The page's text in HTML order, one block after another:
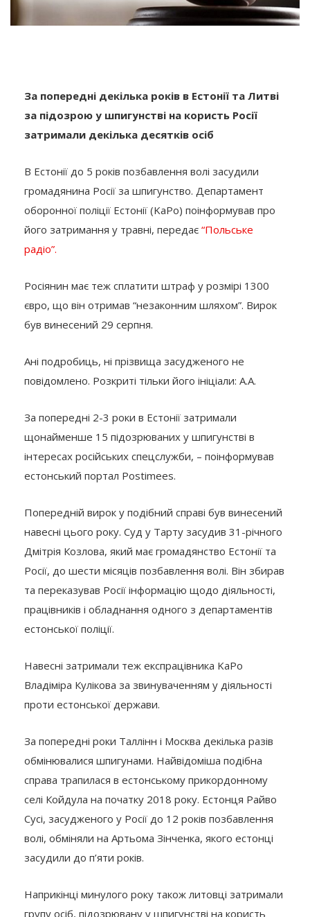
За попередні декілька років в Естонії та Литві
за підозрою у шпигунстві на користь Росії
затримали декілька десятків осіб
В Естонії до 5 років позбавлення волі засудили
громадянина Росії за шпигунство. Департамент
оборонної поліції Естонії (KaPo) поінформував про
його затримання у травні, передає “Польське
радіо”.
Росіянин має теж сплатити штраф у розмірі 1300
євро, що він отримав “незаконним шляхом”. Вирок
був винесений 29 серпня.
Ані подробиць, ні прізвища засудженого не
повідомлено. Розкриті тільки його ініціали: А.А.
За попередні 2-3 роки в Естонії затримали
щонайменше 15 підозрюваних у шпигунстві в
інтересах російських спецслужби, – поінформував
естонський портал Postimees.
Попередній вирок у подібний справі був винесений
навесні цього року. Суд у Тарту засудив 31-річного
Дмітрія Козлова, який має громадянство Естонії та
Росії, до шести місяців позбавлення волі. Він збирав
та переказував Росії інформацію щодо діяльності,
працівників і обладнання одного з департаментів
естонської поліції.
Навесні затримали теж експрацівника KaPo
Владіміра Кулікова за звинуваченням у діяльності
проти естонської держави.
За попередні роки Таллінн і Москва декілька разів
обмінювалися шпигунами. Найвідоміша подібна
справа трапилася в естонському прикордонному
селі Койдула на початку 2018 року. Естонця Райво
Сусі, засудженого у Росії до 12 років позбавлення
волі, обміняли на Артьома Зінченка, якого естонці
засудили до п’яти років.
Наприкінці минулого року також литовці затримали
групу осіб, підозрювану у шпигунстві на користь